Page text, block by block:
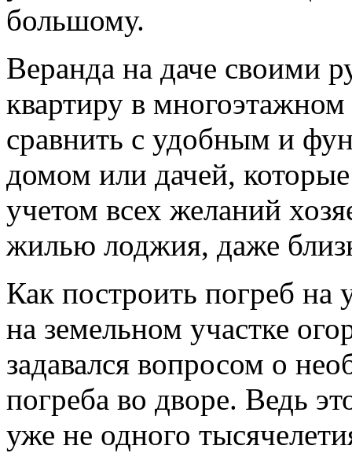
большому.
Веранда на даче своими
квартиру в
сравнить с удобным и
домом или дачей,
учетом всех желаний
жилью лоджия, даже
Как построить погреб на
на земельном участке
задавался вопросом о
погреба во дворе. Ведь
уже не одного